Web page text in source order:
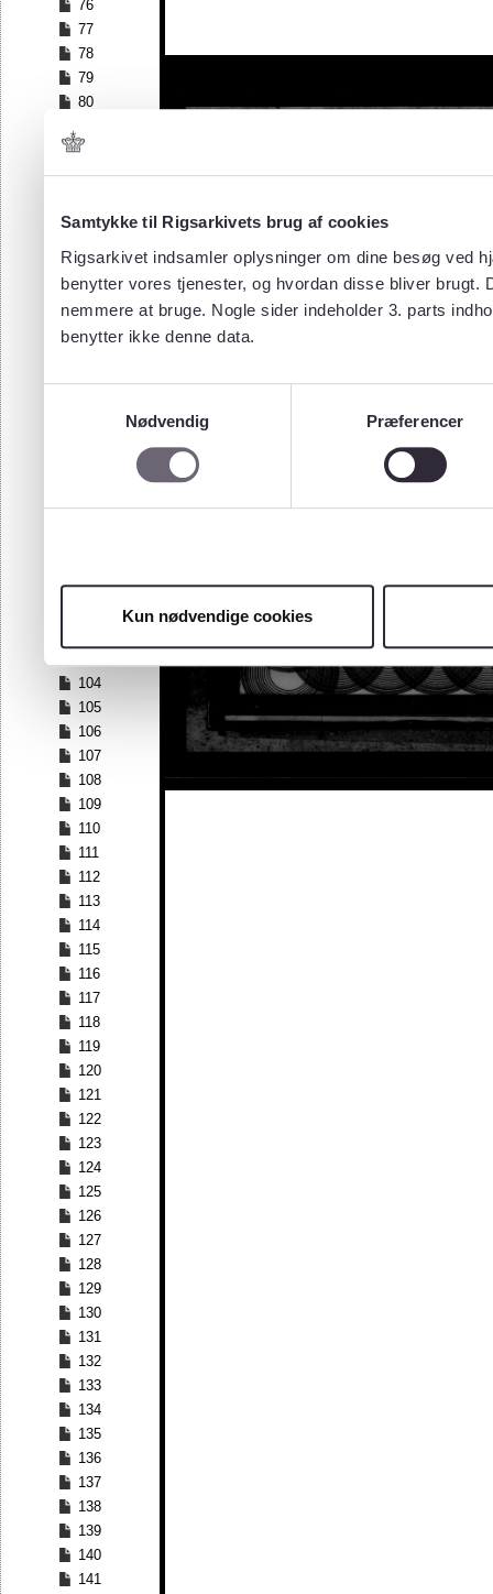
Samtykke til Rigsarkivets brug af cookies
Rigsarkivet indsamler oplysninger om dine besøg ved
benytter vores tjenester, og hvordan disse bliver
nemmere at bruge. Nogle sider indeholder 3. parts
benytter ikke denne data.
Nødvendig
Præferencer
Kun nødvendige cookies
76
77
78
79
80
82
83
85
87
88
89
90
97
100
104
105
106
107
108
109
110
111
112
113
114
115
116
117
118
119
120
121
122
123
124
125
126
127
128
129
130
131
132
133
134
135
136
137
138
139
140
141